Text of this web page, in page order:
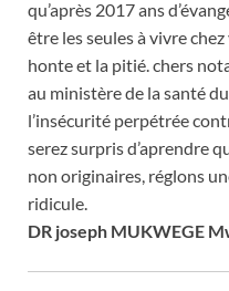
qu’après 2017 ans
être les seules à vivre
honte et la pitié. chers
au ministère de la santé
l’insécurité perpétrée
serez surpris d’aprendre
non originaires, réglons
ridicule.
DR joseph MUKWEGE